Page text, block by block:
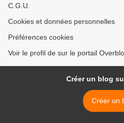
C.G.U.
Cookies et données personnelles
Préférences cookies
Voir le profil de sur le portail
Créer un blog
Créer un